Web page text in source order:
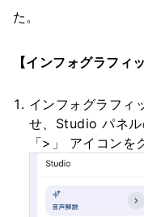
た。
【インフォグラフィ
インフォグラフィ
せ、Studio パネ
「>」 アイコンを